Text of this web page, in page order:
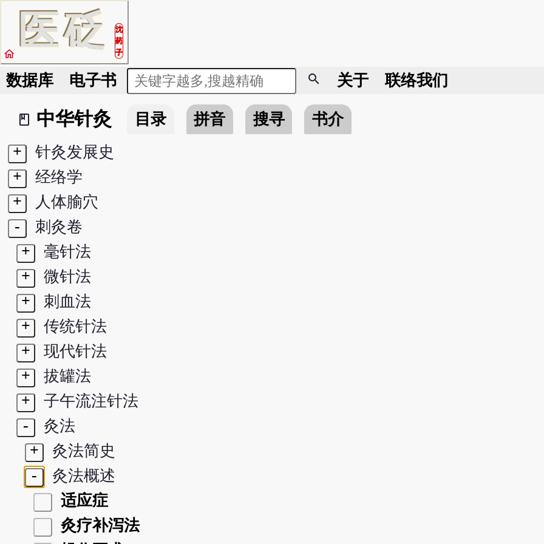
医砭
沈
药
子
home
数据库 电子书 search 关于 联络我们
book_2
中华针灸 目录 拼音 搜寻
书介
+
针灸发展史
+
经络学
+
人体腧穴
-
刺灸卷
+
毫针法
+
微针法
+
刺血法
+
传统针法
+
现代针法
+
拔罐法
+
子午流注针法
-
灸法
+
灸法简史
-
灸法概述
适应症
灸疗补泻法